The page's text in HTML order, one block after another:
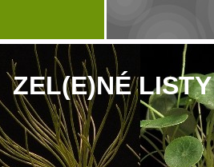
ZEL(E)NÉ LISTY